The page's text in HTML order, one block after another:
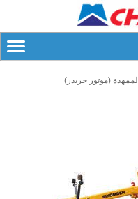
الممهدة (موتور جريدر)